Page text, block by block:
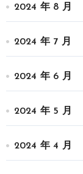
2024 年 8 月
2024 年 7 月
2024 年 6 月
2024 年 5 月
2024 年 4 月